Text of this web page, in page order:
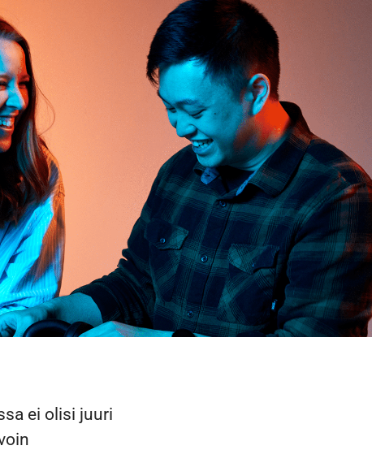
ei olisi juuri